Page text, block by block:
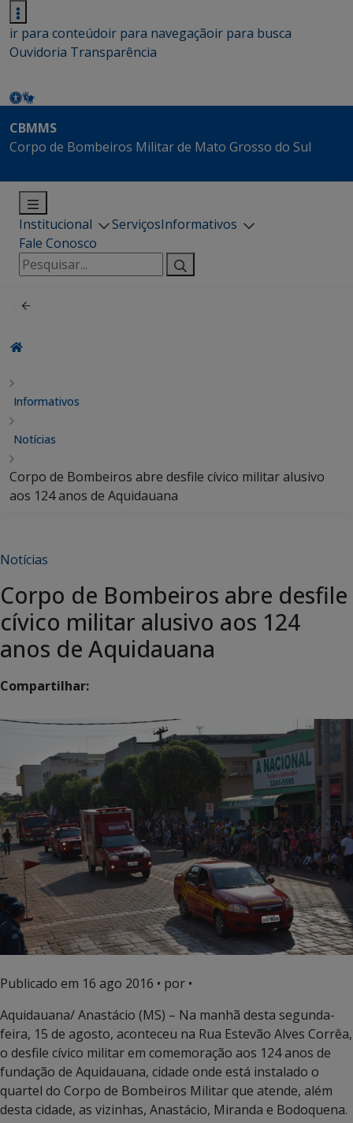
ir para conteúdoir para navegaçãoir para busca
Ouvidoria Transparência
CBMMS
Corpo de Bombeiros Militar de Mato Grosso do Sul
Institucional ServiçosInformativos
Fale Conosco
Pesquisar
por:
Informativos
Notícias
Corpo de Bombeiros abre desfile cívico militar alusivo
aos 124 anos de Aquidauana
Notícias
Corpo de Bombeiros abre desfile
cívico militar alusivo aos 124
anos de Aquidauana
Compartilhar:
Publicado em 16 ago 2016 • por •
Aquidauana/ Anastácio (MS) – Na manhã desta segunda-
feira, 15 de agosto, aconteceu na Rua Estevão Alves Corrêa,
o desfile cívico militar em comemoração aos 124 anos de
fundação de Aquidauana, cidade onde está instalado o
quartel do Corpo de Bombeiros Militar que atende, além
desta cidade, as vizinhas, Anastácio, Miranda e Bodoquena.